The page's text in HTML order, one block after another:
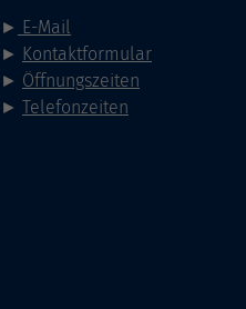
► E-Mail
► Kontaktformular
► Öffnungszeiten
► Telefonzeiten